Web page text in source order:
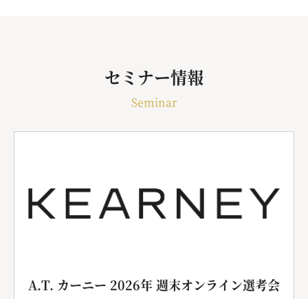
セミナー情報
Seminar
A.T. カーニー 2026年 週末オンライン選考会